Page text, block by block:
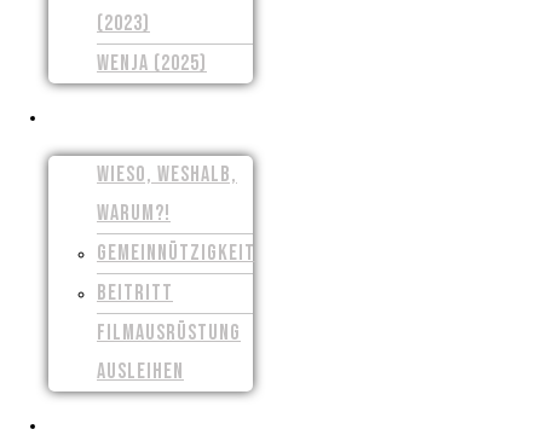
(2023)
WENJA (2025)
WIESO, WESHALB,
WARUM?!
GEMEINNÜTZIGKEIT
BEITRITT
FILMAUSRÜSTUNG
AUSLEIHEN